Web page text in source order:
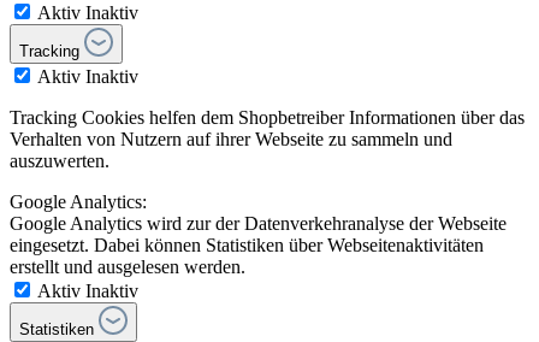
Aktiv Inaktiv
Tracking
Aktiv Inaktiv
Tracking Cookies helfen dem Shopbetreiber Informationen über das
Verhalten von Nutzern auf ihrer Webseite zu sammeln und
auszuwerten.
Google Analytics:
Google Analytics wird zur der Datenverkehranalyse der Webseite
eingesetzt. Dabei können Statistiken über Webseitenaktivitäten
erstellt und ausgelesen werden.
Aktiv Inaktiv
Statistiken